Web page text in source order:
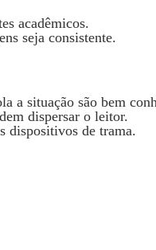
acadêmicos.
seja consistente.
a situação são bem
dispersar o leitor.
dispositivos de trama.